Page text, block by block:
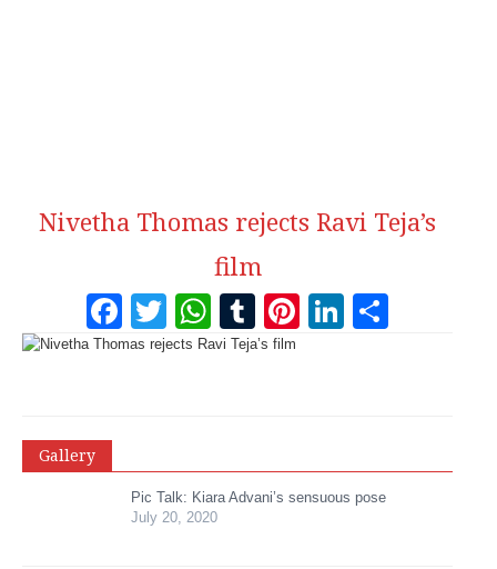
Nivetha Thomas rejects Ravi Teja’s
film
Facebook
Twitter
WhatsApp
Tumblr
Pinterest
Gallery
Pic Talk: Kiara Advani’s sensuous pose
July 20, 2020